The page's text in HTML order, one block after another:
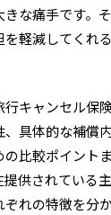
きな痛手です。
を軽減してくれ
行キャンセル保
、具体的な補償
比較ポイント
提供されている
れの特徴を分